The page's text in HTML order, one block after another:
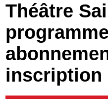
Economie
Services
Contacts
Théâtre
inscription